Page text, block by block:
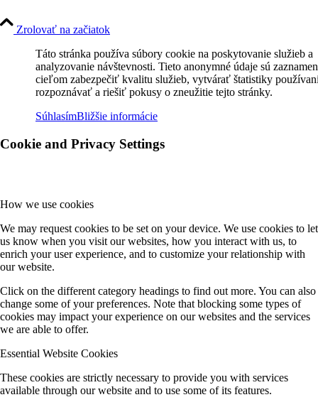
Zrolovať na začiatok
Táto stránka používa súbory cookie na poskytovanie služieb a
analyzovanie návštevnosti. Tieto anonymné údaje sú
cieľom zabezpečiť kvalitu služieb, vytvárať štatistiky
rozpoznávať a riešiť pokusy o zneužitie tejto stránky.
SúhlasímBližšie informácie
Cookie and Privacy Settings
How we use cookies
We may request cookies to be set on your device. We use cookies to let
us know when you visit our websites, how you interact with us, to
enrich your user experience, and to customize your relationship with
our website.
Click on the different category headings to find out more. You can also
change some of your preferences. Note that blocking some types of
cookies may impact your experience on our websites and the services
we are able to offer.
Essential Website Cookies
These cookies are strictly necessary to provide you with services
available through our website and to use some of its features.